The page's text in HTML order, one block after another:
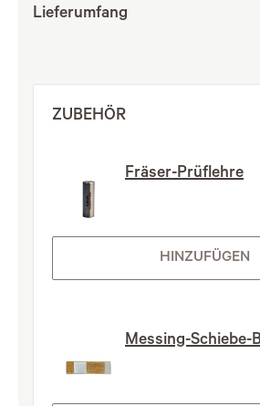
Lieferumfang
ZUBEHÖR
Fräser-Prüflehre
HINZUFÜGEN
Messing-Schiebe-